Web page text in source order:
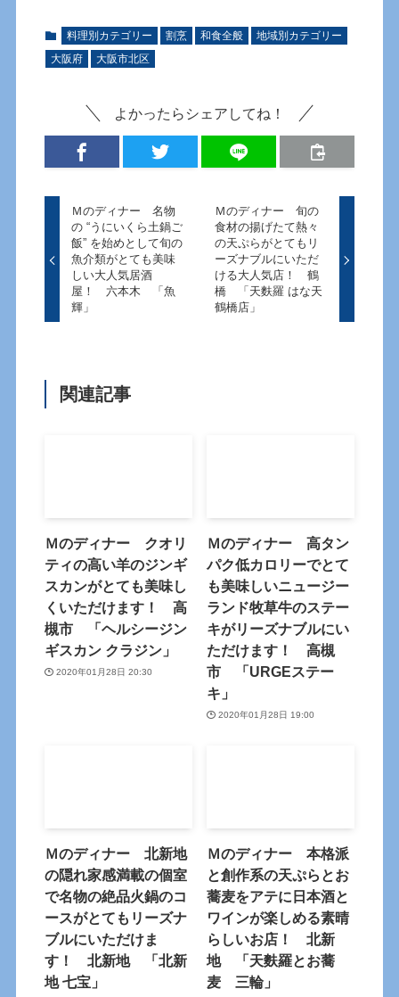
料理別カテゴリー 割烹 和食全般
地域別カテゴリー
大阪府
大阪市北区
よかったらシェアしてね！
Ｍのディナー 名物
の “うにいくら土鍋ご
飯” を始めとして旬の
魚介類がとても美味
しい大人気居酒
屋！ 六本木 「魚
輝」
Ｍのディナー 旬の
食材の揚げたて熱々
の天ぷらがとてもリ
ーズナブルにいただ
ける大人気店！ 鶴
橋 「天麩羅 はな天
鶴橋店」
関連記事
Ｍのディナー クオリ
ティの高い羊のジンギ
スカンがとても美味し
くいただけます！ 高
槻市 「ヘルシージン
ギスカン クラジン」
2020年01月28日 20:30
Ｍのディナー 高タン
パク低カロリーでとて
も美味しいニュージー
ランド牧草牛のステー
キがリーズナブルにい
ただけます！ 高槻
市 「URGEステー
キ」
2020年01月28日 19:00
Ｍのディナー 北新地
の隠れ家感満載の個室
で名物の絶品火鍋のコ
ースがとてもリーズナ
ブルにいただけま
す！ 北新地 「北新
地 七宝」
Ｍのディナー 本格派
と創作系の天ぷらとお
蕎麦をアテに日本酒と
ワインが楽しめる素晴
らしいお店！ 北新
地 「天麩羅とお蕎
麦 三輪」